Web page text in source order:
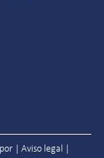
por |Aviso legal